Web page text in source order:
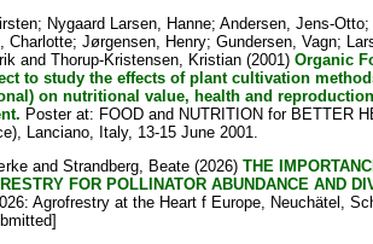
; Nygaard Larsen, Hanne;Andersen, Jens-Otto
Charlotte;Jørgensen, Henry;Gundersen, Vagn;
andThorup-Kristensen, Kristian (2001)Organic
to study the effects of plant cultivation
on nutritional value, health and
Poster at: FOOD and NUTRITION for BETTER
Lanciano, Italy, 13-15 June 2001.
andStrandberg, Beate (2026)THE
FOR POLLINATOR ABUNDANCE AND
Agrofrestry at the Heart f Europe, Neuchätel,